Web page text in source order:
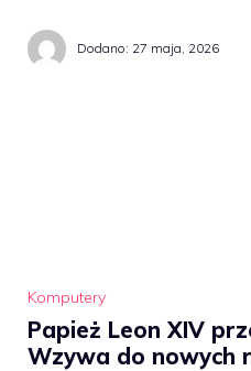
Dodano: 27 maja, 2026
Komputery
Papież Leon XIV
Wzywa do nowych